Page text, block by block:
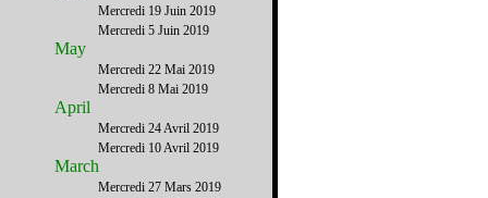
Mercredi 19 Juin 2019
Mercredi 5 Juin 2019
May
Mercredi 22 Mai 2019
Mercredi 8 Mai 2019
April
Mercredi 24 Avril 2019
Mercredi 10 Avril 2019
March
Mercredi 27 Mars 2019